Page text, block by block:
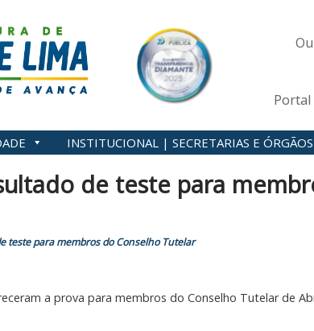
INSTITUCIONAL | SECRETARIAS E ÓRGÃOS
de teste para
teste para membros do Conselho Tutelar
a prova para membros do Conselho Tutelar de